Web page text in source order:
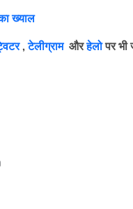
ख्याल
,टेलीग्राम औरहेलोपर भी